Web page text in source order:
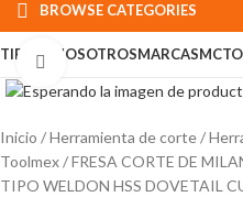
BROWSE CATEGORIES
TIENDA NOSOTROSMARCAS
Click to enlarge
Inicio Herramienta de corte
Toolmex
FRESA CORTE DE
TIPO WELDON HSS DOVETAIL